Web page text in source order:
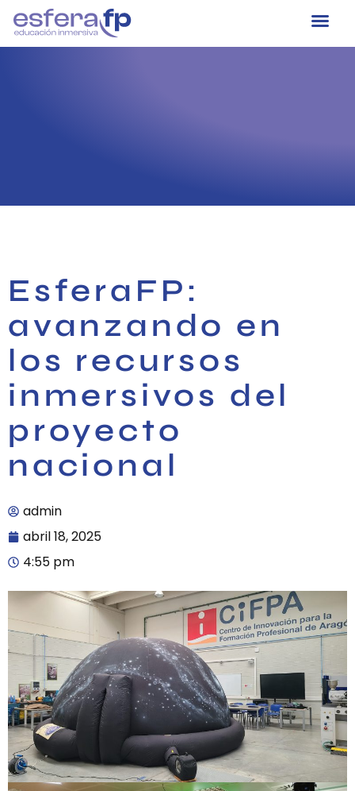
EsferaFP:
avanzando en
los recursos
inmersivos del
proyecto
nacional
admin
abril 18, 2025
4:55 pm